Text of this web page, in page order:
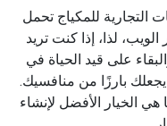
التجارية للمكياج تحمل
لذا، إذا كنت تريد
على قيد الحياة في
بارزًا من منافسيك.
الخيار الأفضل لإنشاء